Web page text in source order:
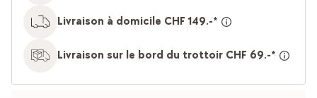
Livraison à domicile CHF 149.-*
Livraison sur le bord du trottoir CHF 69.-*